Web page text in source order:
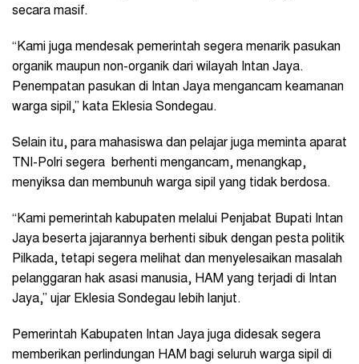
secara masif.
“Kami juga mendesak pemerintah segera menarik pasukan
organik maupun non-organik dari wilayah Intan Jaya.
Penempatan pasukan di Intan Jaya mengancam keamanan
warga sipil,” kata Eklesia Sondegau.
Selain itu, para mahasiswa dan pelajar juga meminta aparat
TNI-Polri segera berhenti mengancam, menangkap,
menyiksa dan membunuh warga sipil yang tidak berdosa.
“Kami pemerintah kabupaten melalui Penjabat Bupati Intan
Jaya beserta jajarannya berhenti sibuk dengan pesta politik
Pilkada, tetapi segera melihat dan menyelesaikan masalah
pelanggaran hak asasi manusia, HAM yang terjadi di Intan
Jaya,” ujar Eklesia Sondegau lebih lanjut.
Pemerintah Kabupaten Intan Jaya juga didesak segera
memberikan perlindungan HAM bagi seluruh warga sipil di